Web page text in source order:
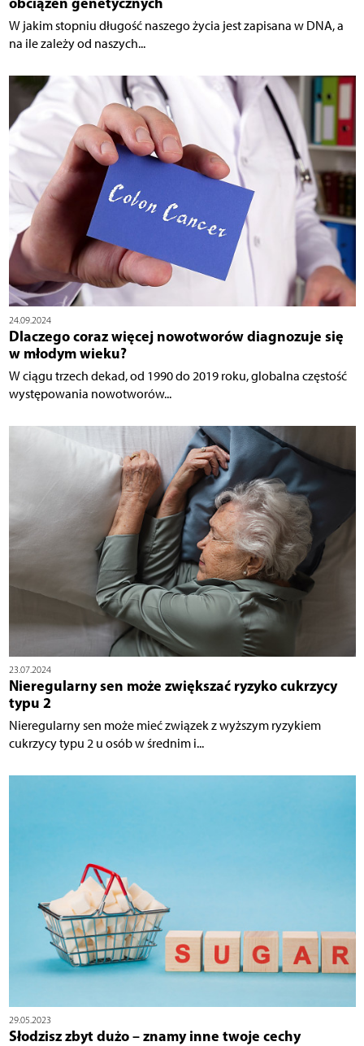
W jakim stopniu długość naszego życia jest zapisana w DNA, a
na ile zależy od naszych...
24.09.2024
Dlaczego coraz więcej nowotworów diagnozuje się
w młodym wieku?
W ciągu trzech dekad, od 1990 do 2019 roku, globalna częstość
występowania nowotworów...
23.07.2024
Nieregularny sen może zwiększać ryzyko cukrzycy
typu 2
Nieregularny sen może mieć związek z wyższym ryzykiem
cukrzycy typu 2 u osób w średnim i...
29.05.2023
Słodzisz zbyt dużo – znamy inne twoje cechy